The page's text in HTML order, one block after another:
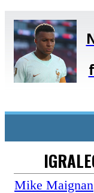
Mike Maignan